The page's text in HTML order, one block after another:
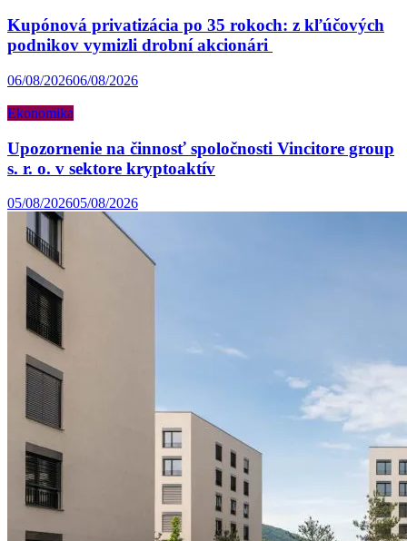
Kupónová privatizácia po 35 rokoch: z kľúčových
podnikov vymizli drobní akcionári
06/08/202606/08/2026
Ekonomika
Upozornenie na činnosť spoločnosti Vincitore group
s. r. o. v sektore kryptoaktív
05/08/202605/08/2026